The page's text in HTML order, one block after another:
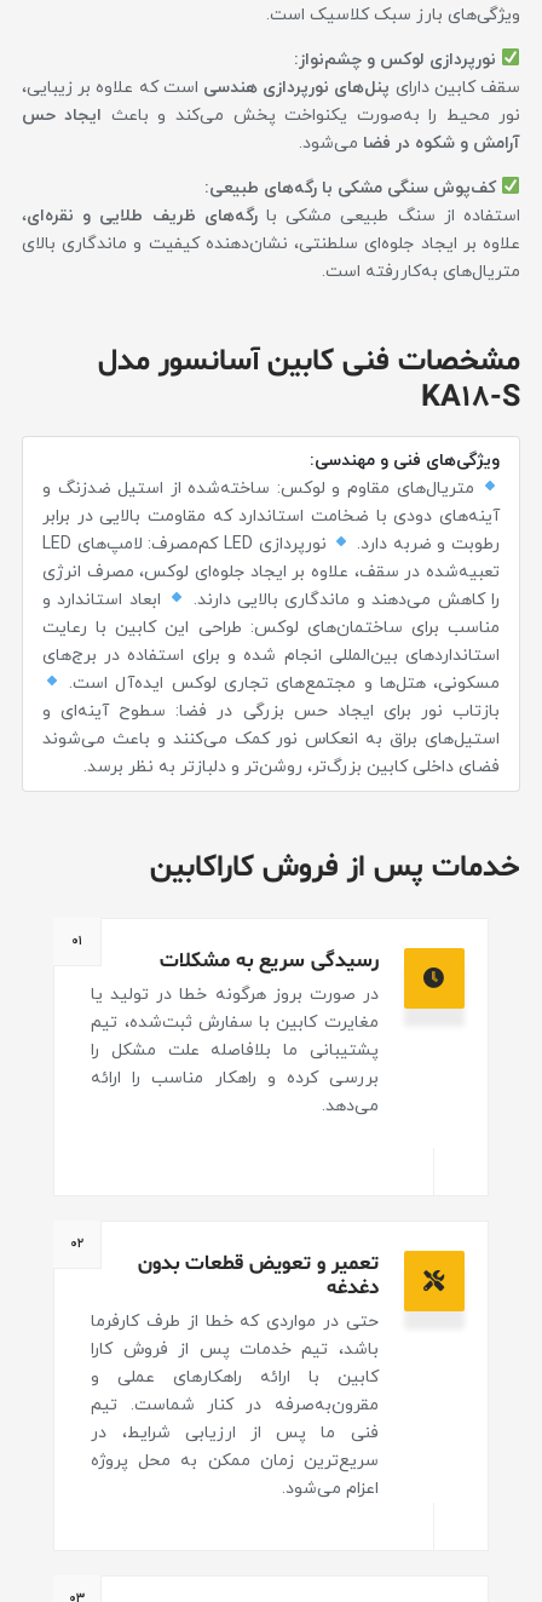
ویژگی‌های بارز سبک کلاسیک است.
نورپردازی لوکس و چشم‌نواز:
سقف کابین دارای پنل‌های نورپردازی هندسی است که علاوه بر زیبایی،
نور محیط را به‌صورت یکنواخت پخش می‌کند و باعث ایجاد حس
آرامش و شکوه در فضا می‌شود.
کف‌پوش سنگی مشکی با رگه‌های طبیعی:
استفاده از سنگ طبیعی مشکی بارگه‌های ظریف طلایی و نقره‌ای،
علاوه بر ایجاد جلوه‌ای سلطنتی، نشان‌دهنده کیفیت و ماندگاری بالای
متریال‌های به‌کاررفته است.
مشخصات فنی کابین آسانسور مدل
KA18-S
ویژگی‌های فنی و مهندسی:
متریال‌های مقاوم و لوکس: ساخته‌شده از استیل ضدزنگ و
آینه‌های دودی با ضخامت استاندارد که مقاومت بالایی در برابر
رطوبت و ضربه دارد.
نورپردازی LED کم‌مصرف: لامپ‌های LED
تعبیه‌شده در سقف، علاوه بر ایجاد جلوه‌ای لوکس، مصرف انرژی
را کاهش می‌دهند و ماندگاری بالایی دارند.
ابعاد استاندارد و
مناسب برای ساختمان‌های لوکس: طراحی این کابین با رعایت
استانداردهای بین‌المللی انجام شده و برای استفاده در برج‌های
مسکونی، هتل‌ها و مجتمع‌های تجاری لوکس ایده‌آل است.
بازتاب نور برای ایجاد حس بزرگی در فضا: سطوح آینه‌ای و
استیل‌های براق به انعکاس نور کمک می‌کنند و باعث می‌شوند
فضای داخلی کابین بزرگ‌تر، روشن‌تر و دلبازتر به نظر برسد.
خدمات پس از فروش کاراکابین
۰۱
رسیدگی سریع به مشکلات
در صورت بروز هرگونه خطا در تولید یا
مغایرت کابین با سفارش ثبت‌شده، تیم
پشتیبانی ما بلافاصله علت مشکل را
بررسی کرده و راهکار مناسب را ارائه
می‌دهد.
۰۲
تعمیر و تعویض قطعات بدون
دغدغه
حتی در مواردی که خطا از طرف کارفرما
باشد، تیم خدمات پس از فروش کارا
کابین با ارائه راهکارهای عملی و
مقرون‌به‌صرفه در کنار شماست. تیم
فنی ما پس از ارزیابی شرایط، در
سریع‌ترین زمان ممکن به محل پروژه
اعزام می‌شود.